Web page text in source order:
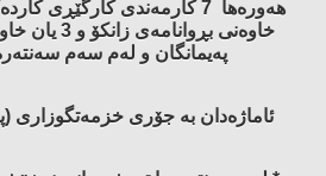
خاوەنی
پەیمانگان و لەم سەم
ئاماژەدان بە جۆری خزمەتگوزاری